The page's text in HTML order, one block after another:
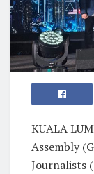
KUALA
Assembly
Journalists